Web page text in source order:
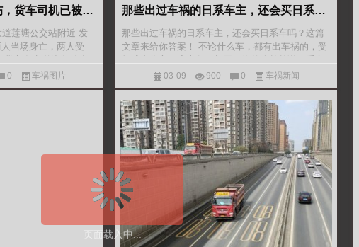
页面载入中...
福建发生车祸致2死2伤，货车司机已被控制
莲塘公交站附近 发
当场身亡，两人受
正驶离现场，一辆拖
0 车祸图片
那些出过车祸的日系车主，还会买日系车吗？这篇文章来给你答案！
那些出过车祸的日系车主，还会买日系车吗？这篇
文章来给你答案！ 不论什么车，都有出车祸的，受
呢？日系车03-09 900 0 车祸新闻